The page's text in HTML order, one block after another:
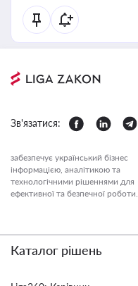
Зв'язатися:
забезпечує український бізнес
інформацією, аналітикою та
технологічними рішеннями для
ефективної та безпечної роботи.
Каталог рішень